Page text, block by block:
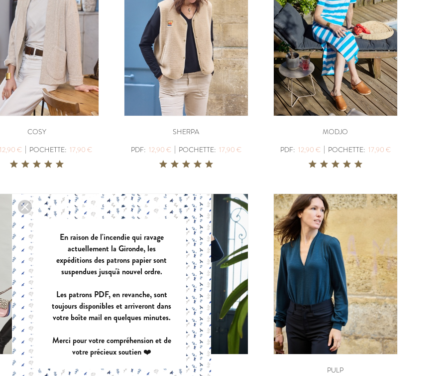
LISERON
PDF:12,90 €
POCHETTE:17,90 €
EUGENIE
PDF:
11,90 €
VIREVOLTE
PDF:
12,90 €
POCHETTE:
17,90 €
ZEPHIR
PDF:
11,40 €
POCHETTE:17,90 €
PANIER A DOUDOUS
PDF:
GRATUIT
AZUR
PDF:12,90 €
POCHETTE:
17,90 €
BERGER
PDF:12,90 €
POCHETTE:17,90 €
ICONE
PDF:
12,90 €
ABSOLU
PDF:
12,90 €
POCHETTE:
17,90 €
COSY
€| POCHETTE: 17,90 €
SHERPA
PDF: 12,90 €| POCHETTE: 17,90 €
MODJO
PDF: 12,90 €| POCHETTE: 17,90 €
CAPSULE
BERGER
PULP
En raison de l'incendie qui ravage
actuellement la Gironde, les
expéditions des patrons papier sont
suspendues jusqu'à nouvel ordre.
Les patrons PDF, en revanche, sont
toujours disponibles et arriveront dans
votre boîte mail en quelques minutes.
Merci pour votre compréhension et de
votre précieux soutien ❤️